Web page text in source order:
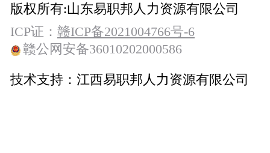
版权所有:山东易职邦人力资源有限公司
ICP证： 赣ICP备2021004766号-6
赣公网安备36010202000586
技术支持： 江西易职邦人力资源有限公司